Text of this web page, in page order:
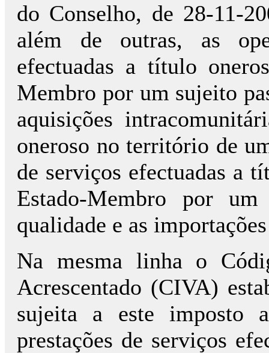
do Conselho, de 28-11-
além de outras, as
efectuadas a título
Membro por um sujeito
aquisições
oneroso no território de
de serviços efectuadas a
Estado-Membro por
qualidade e as
Na mesma linha o
Acrescentado (CIVA)
sujeita a este imposto
prestações de serviços